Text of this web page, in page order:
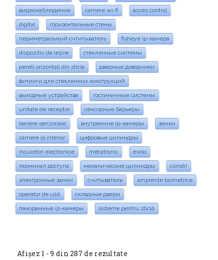
видеонаблюдение camere wi-fi acces control
digital горизонтальные стены
периметральный счтитыватель fisheye ip-камера
dispozitiv de ieșire стеклянные системы
pereti orizontali din sticla дверные доводчики
фитинги для стеклянных конструкций
выходные устройства гостиничные системы
unitate de recepție сенсорные барьеры
bariere senzoriale внутренние ip-камеры замки
camere ip interior цифровые цилиндры
încuietori electronice mecatronic evolo
терминал доступа механические цилиндры cilindri
электронные замки считыватель amprente biometrice
operator de ușă складные двери
панорамные ip-камеры sisteme pentru sticlă
Afișez 1 - 9 din 287 de rezultate